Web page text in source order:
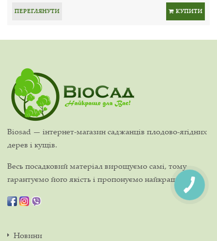
ПЕРЕГЛЯНУТИ КУПИТИ
Biosad — інтернет-магазин саджанців плодово-ягідних
дерев і кущів.
Весь посадковий матеріал вирощуємо самі, тому
гарантуємо його якість і пропонуємо найкращі ціни!
Новини